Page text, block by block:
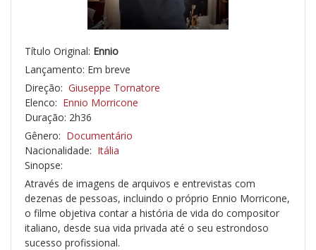
Título Original: Ennio
Lançamento: Em breve
Direção: Giuseppe Tornatore
Elenco: Ennio Morricone
Duração: 2h36
Gênero: Documentário
Nacionalidade: Itália
Sinopse:
Através de imagens de arquivos e entrevistas com
dezenas de pessoas, incluindo o próprio Ennio Morricone,
o filme objetiva contar a história de vida do compositor
italiano, desde sua vida privada até o seu estrondoso
sucesso profissional.